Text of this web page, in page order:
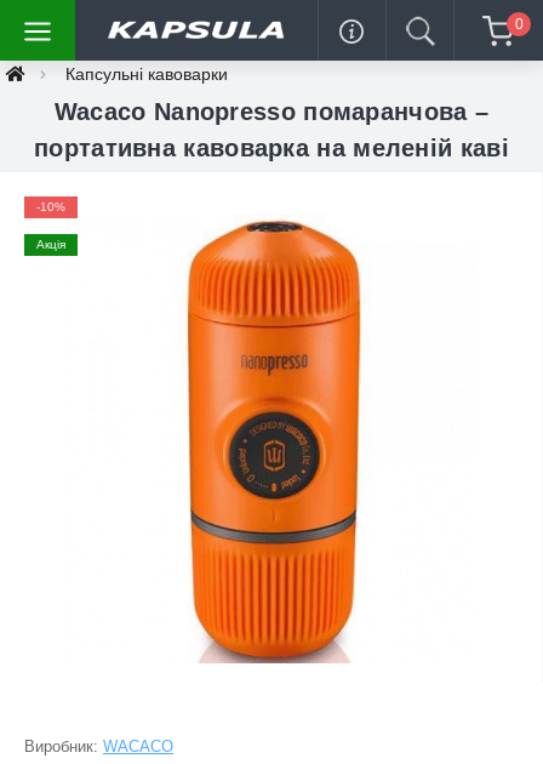
0
Капсульні кавоварки
Wacaco Nanopresso помаранчова –
портативна кавоварка на меленій каві
-10%
Акція
Виробник: WACACO